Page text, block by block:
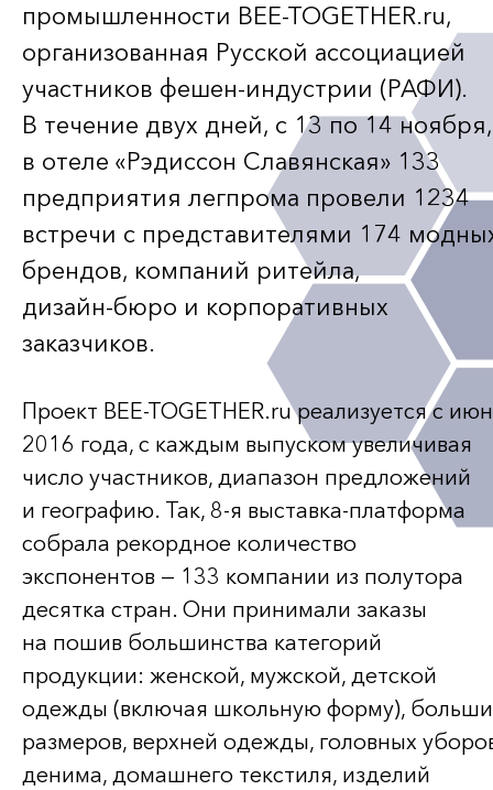
промышленности BEE-TOGETHER.ru,
организованная Русской ассоциацией
участников фешен-индустрии (РАФИ).
В течение двух дней, с 13 по 14 ноября,
в отеле «Рэдиссон Славянская» 133
предприятия легпрома провели 1234
встречи с представителями 174
брендов, компаний ритейла,
дизайн-бюро и корпоративных
заказчиков.
Проект BEE-TOGETHER.ru реализуется с
2016 года, с каждым выпуском увеличивая
число участников, диапазон предложений
и географию. Так, 8-я выставка-платформа
собрала рекордное количество
экспонентов — 133 компании из полутора
десятка стран. Они принимали заказы
на пошив большинства категорий
продукции: женской, мужской, детской
одежды (включая школьную форму),
размеров, верхней одежды, головных
денима, домашнего текстиля, изделий